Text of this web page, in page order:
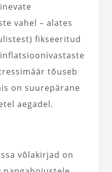
vahel – alates
fikseeritud
tõuseb
on suurepärane
aegadel.
võlakirjad on